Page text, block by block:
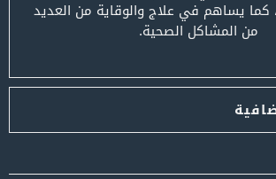
كما يساهم في علاج والوقاية من العديد
من المشاكل الصحية.